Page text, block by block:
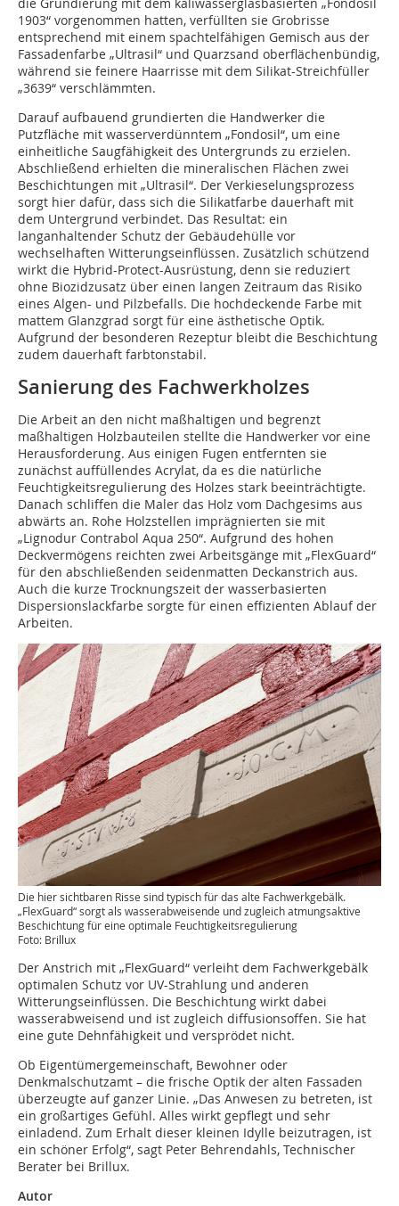
die Grundierung mit dem kaliwasserglasbasierten „Fondosil
1903“ vorgenommen hatten, verfüllten sie Grobrisse
entsprechend mit einem spachtelfähigen Gemisch aus der
Fassadenfarbe „Ultrasil“ und Quarzsand oberflächenbündig,
während sie feinere Haarrisse mit dem Silikat-Streichfüller
„3639“ verschlämmten.
Darauf aufbauend grundierten die Handwerker die
Putzfläche mit wasserverdünntem „Fondosil“, um eine
einheitliche Saugfähigkeit des Untergrunds zu erzielen.
Abschließend erhielten die mineralischen Flächen zwei
Beschichtungen mit „Ultrasil“. Der Verkieselungsprozess
sorgt hier dafür, dass sich die Silikatfarbe dauerhaft mit
dem Untergrund verbindet. Das Resultat: ein
langanhaltender Schutz der Gebäudehülle vor
wechselhaften Witterungseinflüssen. Zusätzlich schützend
wirkt die Hybrid-Protect-Ausrüstung, denn sie reduziert
ohne Biozidzusatz über einen ­langen Zeitraum das Risiko
eines Algen- und Pilzbefalls. Die hochdeckende Farbe mit
mattem Glanzgrad sorgt für eine ästhetische Optik.
Aufgrund der besonderen Rezeptur bleibt die Beschichtung
zudem dauer­haft farbtonstabil.
Sanierung des Fachwerkholzes
Die Arbeit an den nicht maßhaltigen und begrenzt
maßhaltigen Holzbauteilen stellte die Handwerker vor eine
Herausforderung. Aus einigen Fugen ent­fernten sie
zunächst auffüllendes Acrylat, da es die natürliche
Feuchtigkeitsregulierung des Holzes stark ­beeinträchtigte.
Danach schliffen die Maler das Holz vom Dachgesims aus
abwärts an. Rohe Holzstellen imprägnierten sie mit
„Lignodur Contrabol Aqua 250“. Aufgrund des hohen
Deckvermögens reichten zwei Arbeitsgänge mit „FlexGuard“
für den abschließenden seidenmatten Deckanstrich aus.
Auch die kurze Trocknungszeit der wasserbasierten
Dispersionslackfarbe sorgte für einen effizienten Ablauf der
Arbeiten.
Die hier sichtbaren Risse sind typisch für das alte Fachwerkgebälk.
„FlexGuard“ sorgt als wasserabweisende und zugleich atmungsaktive
Beschichtung für eine optimale Feuchtigkeitsregulierung
Foto: Brillux
Der Anstrich mit „FlexGuard“ verleiht dem Fachwerkgebälk
optimalen Schutz vor UV-Strahlung und anderen
Witterungseinflüssen. Die Beschichtung wirkt dabei
wasserabweisend und ist zugleich diffusionsoffen. Sie hat
eine gute Dehnfähigkeit und versprödet nicht.
Ob Eigentümergemeinschaft, Bewohner oder
Denkmalschutzamt – die frische Optik der alten Fassaden
überzeugte auf ganzer Linie. „Das Anwesen zu be­treten, ist
ein großartiges Gefühl. Alles wirkt gepflegt und sehr
einladend. Zum Erhalt dieser kleinen Idylle beizutragen, ist
ein schöner Erfolg“, sagt Peter ­Behrendahls, Technischer
Berater bei Brillux.
Autor